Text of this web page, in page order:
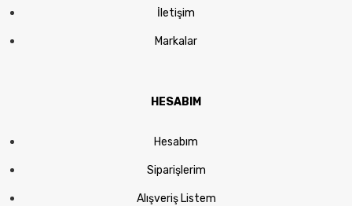
İletişim
Markalar
HESABIM
Hesabım
Siparişlerim
Alışveriş Listem